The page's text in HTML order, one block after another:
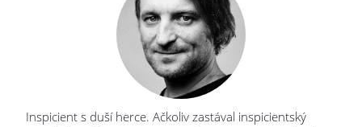
Inspicient s duší herce. Ačkoliv zastával inspicientský